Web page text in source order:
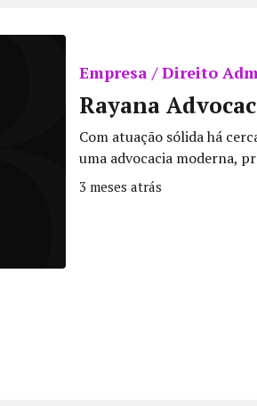
Empresa / Direito
Rayana
Com atuação sólida há
uma advocacia moderna,
3 meses atrás